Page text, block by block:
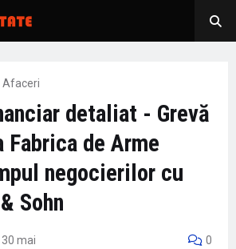
Afaceri
detaliat - Grevă
Fabrica de Arme
negocierilor cu
Sohn
30 mai 0